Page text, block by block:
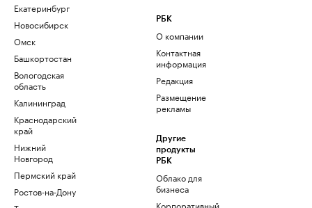
Екатеринбург
Новосибирск
Омск
Башкортостан
Вологодская
область
Калининград
Краснодарский
край
Нижний
Новгород
Пермский край
Ростов-на-Дону
РБК
О компании
Контактная
информация
Редакция
Размещение
рекламы
Другие
продукты
РБК
Облако для
бизнеса
Корпоративный